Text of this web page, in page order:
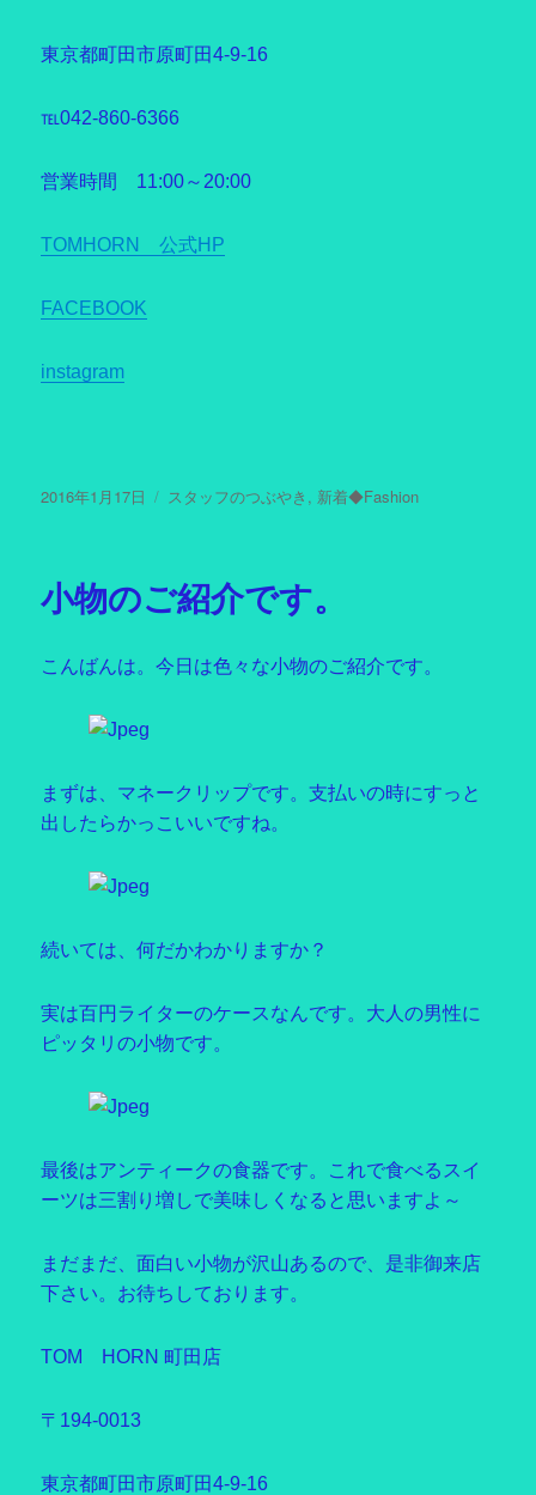
東京都町田市原町田4-9-16
℡042-860-6366
営業時間 11:00～20:00
TOMHORN 公式HP
FACEBOOK
instagram
投
2016年1月17日
カ
ー
スタッフのつぶやき , 新着◆Fashion
小物のご紹介です。
こんばんは。今日は色々な小物のご紹介です。
まずは、マネークリップです。支払いの時にすっと
出したらかっこいいですね。
続いては、何だかわかりますか？
実は百円ライターのケースなんです。大人の男性に
ピッタリの小物です。
最後はアンティークの食器です。これで食べるスイ
ーツは三割り増しで美味しくなると思いますよ～
まだまだ、面白い小物が沢山あるので、是非御来店
下さい。お待ちしております。
TOM HORN 町田店
〒194-0013
東京都町田市原町田4-9-16